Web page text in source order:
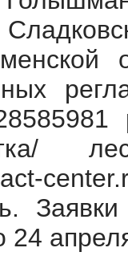
24